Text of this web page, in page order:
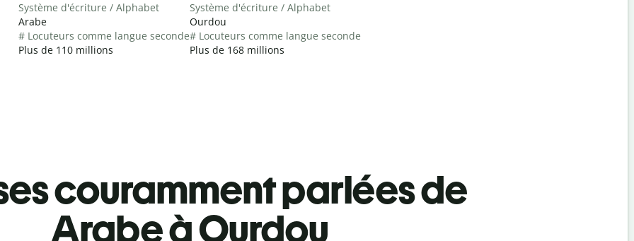
Système d'écriture / Alphabet
Arabe
# Locuteurs comme langue seconde
Plus de 110 millions
Système d'écriture / Alphabet
Ourdou
# Locuteurs comme langue seconde
Plus de 168 millions
couramment parlées de
Arabe à Ourdou